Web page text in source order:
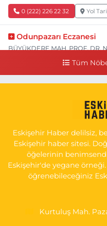
0 (222) 226 22 32 Yol
Odunpazarı Eczanesi
BÜYÜKDERE MAH. PROF. DR.
YENİDOĞAN MH.ŞEHİT
0 (222) 237 75 17 Yol
Tüm
Eskişehir Haber delilsiz,
Eskişehir haber sitesi.
öğelerinin
Eskişehir'de yegane
öğrenebileceğiniz
Kurtuluş Mah.